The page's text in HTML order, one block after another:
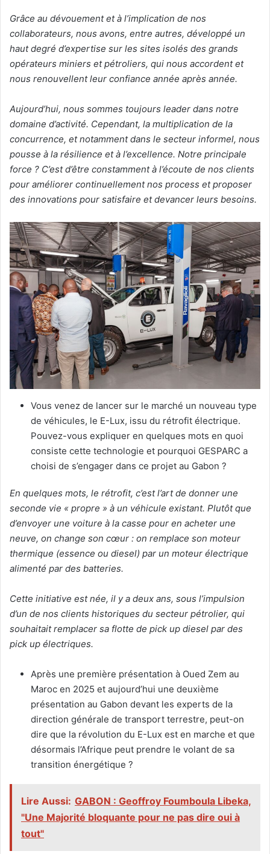
Grâce au dévouement et à l’implication de nos
collaborateurs, nous avons, entre autres, développé un
haut degré d’expertise sur les sites isolés des grands
opérateurs miniers et pétroliers, qui nous accordent et
nous renouvellent leur confiance année après année.
Aujourd’hui, nous sommes toujours leader dans notre
domaine d’activité. Cependant, la multiplication de la
concurrence, et notamment dans le secteur informel, nous
pousse à la résilience et à l’excellence. Notre principale
force ? C’est d’être constamment à l’écoute de nos clients
pour améliorer continuellement nos process et proposer
des innovations pour satisfaire et devancer leurs besoins.
Vous venez de lancer sur le marché un nouveau type
de véhicules, le E-Lux, issu du rétrofit électrique.
Pouvez-vous expliquer en quelques mots en quoi
consiste cette technologie et pourquoi GESPARC a
choisi de s’engager dans ce projet au Gabon ?
En quelques mots, le rétrofit, c’est l’art de donner une
seconde vie « propre » à un véhicule existant. Plutôt que
d’envoyer une voiture à la casse pour en acheter une
neuve, on change son cœur : on remplace son moteur
thermique (essence ou diesel) par un moteur électrique
alimenté par des batteries.
Cette initiative est née, il y a deux ans, sous l’impulsion
d’un de nos clients historiques du secteur pétrolier, qui
souhaitait remplacer sa flotte de pick up diesel par des
pick up électriques.
Après une première présentation à Oued Zem au
Maroc en 2025 et aujourd’hui une deuxième
présentation au Gabon devant les experts de la
direction générale de transport terrestre, peut-on
dire que la révolution du E-Lux est en marche et que
désormais l’Afrique peut prendre le volant de sa
transition énergétique ?
Lire Aussi: ‎GABON : Geoffroy Foumboula Libeka,
"Une Majorité bloquante pour ne pas dire oui à
tout"